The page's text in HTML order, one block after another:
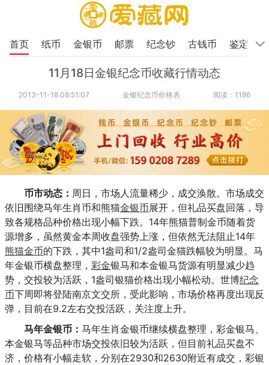
首页 纸币 金银币 邮票 纪念钞 古钱币 鉴定
11月18日金银纪念币收藏行情动态
2013-11-18 08:51:07 金银纪念币价格表 阅读：1186
币市动态： 周日，市场人流量稀少，成交涣散。市场成交
依旧围绕马年生肖币和熊猫金银币展开，但礼品买盘回落，导
致各规格品种价格出现小幅下跌。14年熊猫普制金币随着货
源增多，虽然黄金本周收盘强势上涨，但依然无法阻止14年
熊猫金币的下跌，其中1盎司和1/2盎司金猫跌幅较为明显。马
年金银币横盘整理， 彩金银马和本金银马货源有明显减少趋
势，交投较为活跃，1盎司银猫价格出现小幅松动。世博纪念
币下周即将登陆南京文交所，受此影响，市场价格再度出现反
弹，目前在9.2左右交投活跃，关注度上升。
马年金银币： 马年生肖金银币继续横盘整理，彩金银马、
本金银马等品种市场交投依旧较为活跃，但目前礼品买盘不
济，价格有小幅走软，分别在2930和2630附近有成交，彩银